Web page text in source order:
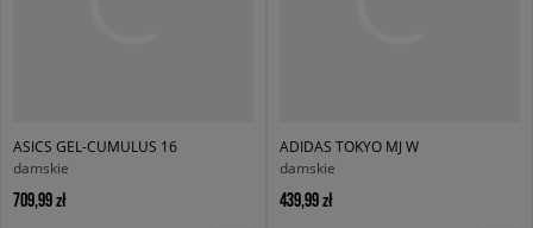
ASICS GEL-CUMULUS 16
damskie
709,99 zł
ADIDAS TOKYO MJ W
damskie
439,99 zł